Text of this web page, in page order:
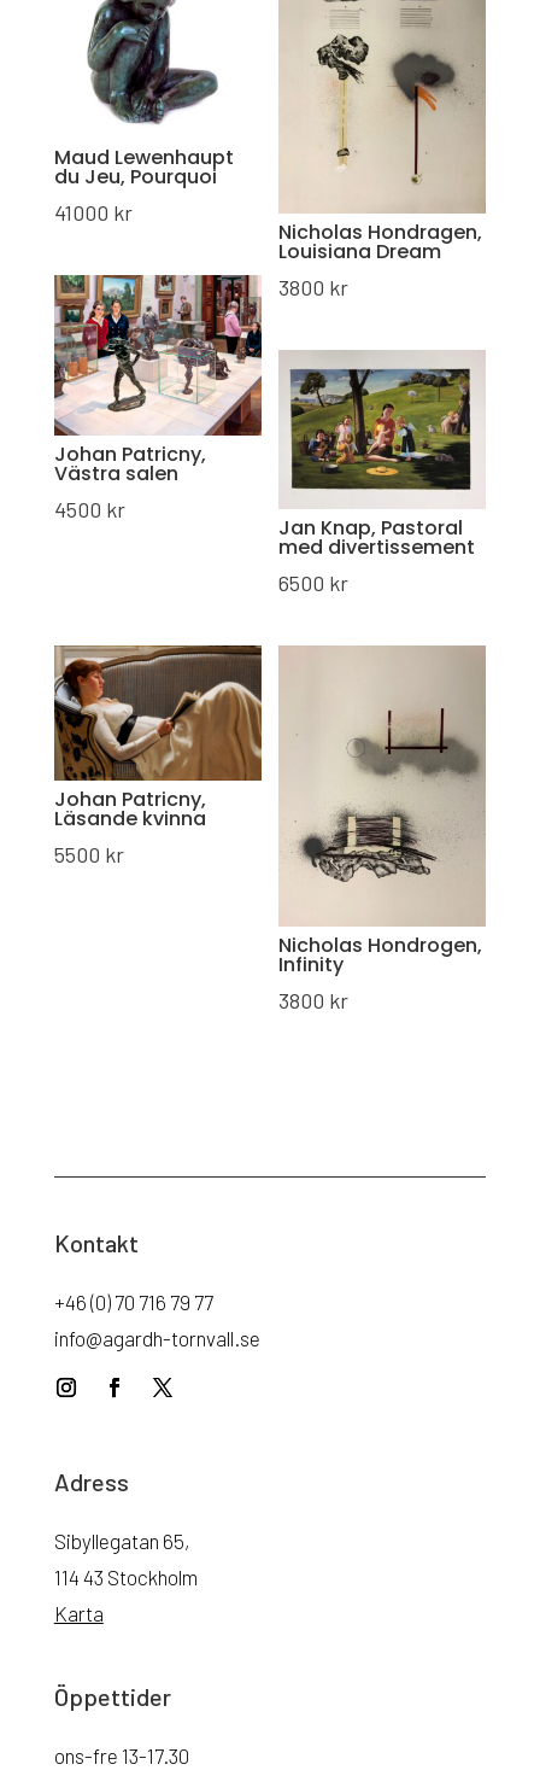
Maud Lewenhaupt
du Jeu, Pourquoi
41000 kr
Nicholas Hondragen,
Louisiana Dream
3800 kr
Johan Patricny,
Västra salen
4500 kr
Jan Knap, Pastoral
med divertissement
6500 kr
Johan Patricny,
Läsande kvinna
5500 kr
Nicholas Hondrogen,
Infinity
3800 kr
Kontakt
+46 (0) 70 716 79 77
info@agardh-tornvall.se
Adress
Sibyllegatan 65,
114 43 Stockholm
Karta
Öppettider
ons-fre 13-17.30